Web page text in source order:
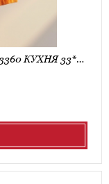
ПОЛОТЕНЦЕ МАХРОВОЕ 33*60 (АРТ. 3360 КУХНЯ 33*60)